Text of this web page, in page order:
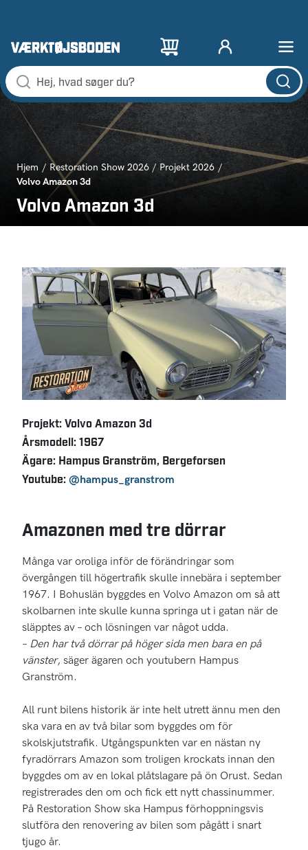
Hjem Restoration Show 2026 Projekt 2026
Volvo Amazon 3d
Volvo Amazon 3d
Projekt: Volvo Amazon 3d
Årsmodell: 1967
Ägare: Hampus Granström, Bergeforsen
Youtube: @hampus_granstrom
Amazonen med tre dörrar
Många var oroliga inför de förändringar som
övergången till högertrafik skulle innebära i september
1967. I Bohuslän byggdes en Volvo Amazon om så att
skolbarnen inte skulle kunna springa ut i gatan när de
släpptes av – och lösningen var något udda.
– Den har två dörrar på höger sida men bara en på
vänster, säger ägaren och youtubern Hampus
Granström.
All runt bilens historik är inte helt utrett ännu men den
ska vara en av två bilar som byggdes om för
skolskjutstrafik. Utgångspunkten var en nästan ny
fyradörrars Amazon som troligen krockats innan den
byggdes om av en lokal plåtslagare på ön Orust. Sedan
registrerades den om och fick ett nytt chassinummer.
På Restoration Show ska Hampus förhoppningsvis
slutföra den renovering av bilen som pågått i snart
tjugo år.